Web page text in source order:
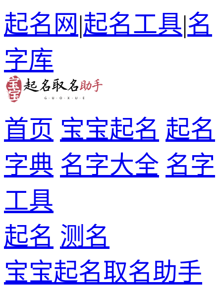
起名网|起名工具|名
字库
首页 宝宝起名 起名
字典 名字大全 名字
工具
起名 测名
宝宝起名取名助手